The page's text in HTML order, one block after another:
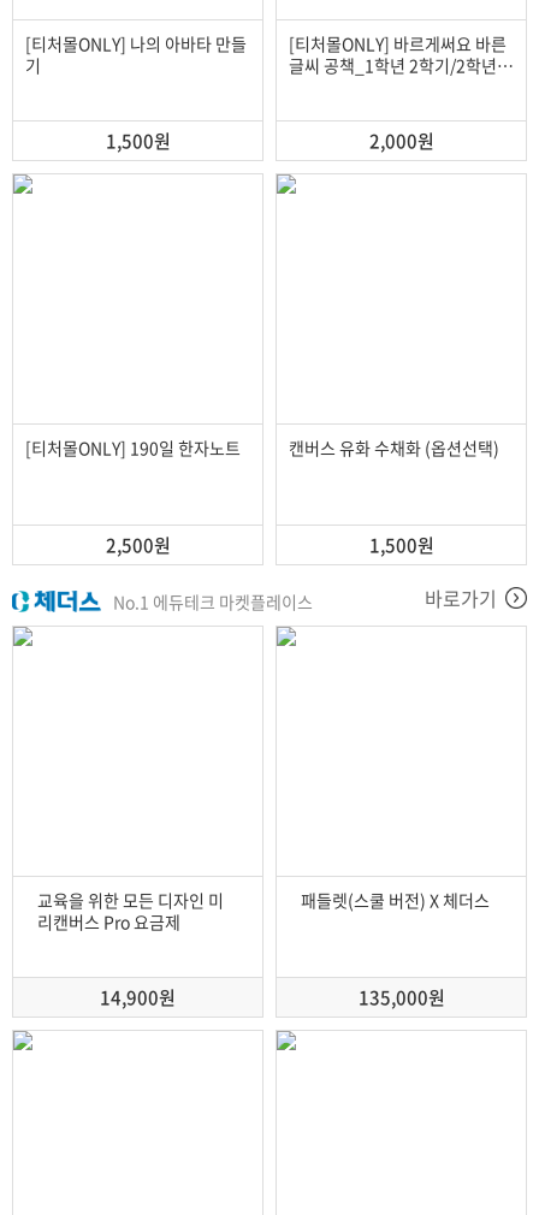
[티처몰ONLY] 나의 아바타 만들
기
1,500원
[티처몰ONLY] 바르게써요 바른
글씨 공책_1학년 2학기/2학년 2
2,000원
[티처몰ONLY] 190일 한자노트
2,500원
캔버스 유화 수채화 (옵션선택)
1,500원
No.1 에듀테크 마켓플레이스 바로가기
교육을 위한 모든 디자인 미
리캔버스 Pro 요금제
14,900원
패들렛(스쿨 버전) X 체더스
135,000원